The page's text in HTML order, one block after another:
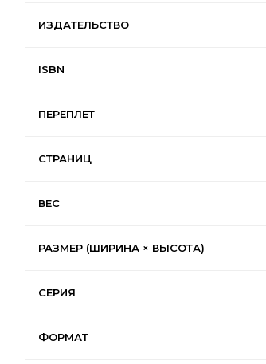
ИЗДАТЕЛЬСТВО
ISBN
ПЕРЕПЛЕТ
СТРАНИЦ
ВЕС
РАЗМЕР (ШИРИНА × ВЫСОТА)
СЕРИЯ
ФОРМАТ